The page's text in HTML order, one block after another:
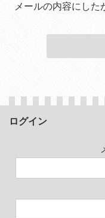
メールの内容にした
ログイン